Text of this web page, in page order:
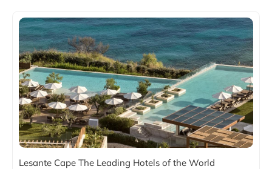
Lesante Cape The Leading Hotels of the World